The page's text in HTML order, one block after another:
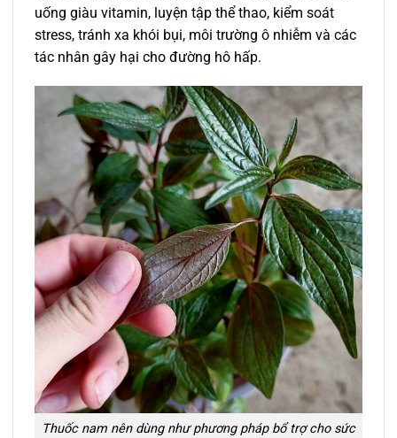
uống giàu vitamin, luyện tập thể thao, kiểm soát
stress, tránh xa khói bụi, môi trường ô nhiễm và các
tác nhân gây hại cho đường hô hấp.
Thuốc nam nên dùng như phương pháp bổ trợ cho sức